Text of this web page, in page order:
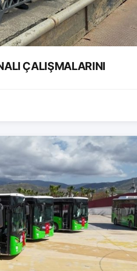
ÇALIŞMALARINI